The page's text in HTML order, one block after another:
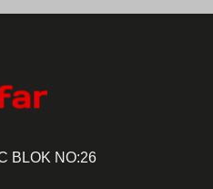
BLOK NO:26